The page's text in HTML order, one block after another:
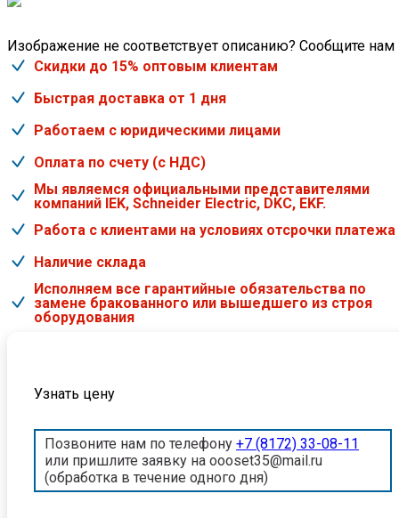
Изображение не соответствует описанию? Сообщите нам
Скидки до 15% оптовым клиентам
Быстрая доставка от 1 дня
Работаем с юридическими лицами
Оплата по счету (с НДС)
Мы являемся официальными представителями
компаний IEK, Schneider Electric, DKC, EKF.
Работа с клиентами на условиях отсрочки платежа
Наличие склада
Исполняем все гарантийные обязательства по
замене бракованного или вышедшего из строя
оборудования
Узнать цену
Позвоните нам по телефону +7 (8172) 33-08-11
или пришлите заявку на oooset35@mail.ru
(обработка в течение одного дня)